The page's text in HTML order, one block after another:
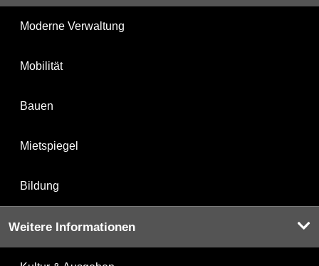
Moderne Verwaltung
Mobilität
Bauen
Mietspiegel
Bildung
Weitere Informationen